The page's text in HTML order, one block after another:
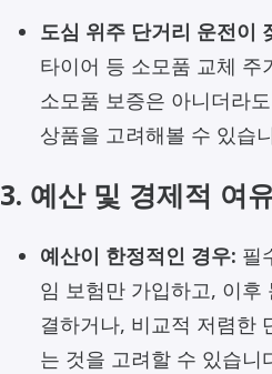
도심 위주 단거리 운전이
타이어 등 소모품 교체 주
소모품 보증은 아니더라
상품을 고려해볼 수 있습
3. 예산 및 경제적 여
예산이 한정적인 경우: 필
임 보험만 가입하고, 이후
결하거나, 비교적 저렴한
는 것을 고려할 수 있습니